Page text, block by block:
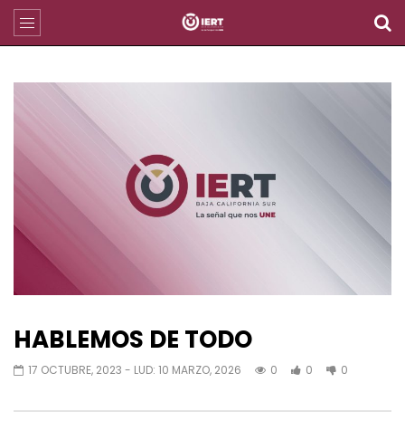
HABLEMOS DE TODO
17 OCTUBRE, 2023 - LUD: 10 MARZO, 2026 0 0 0